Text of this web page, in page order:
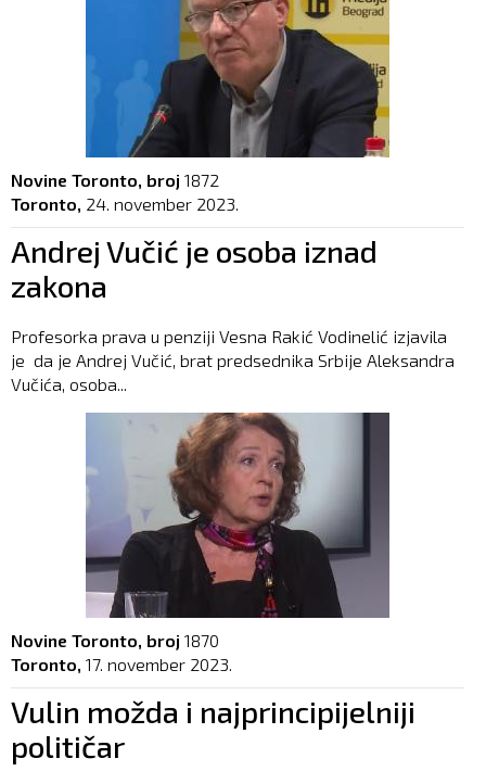
Novine Toronto, broj 1872
Toronto, 24. november 2023.
Andrej Vučić je osoba iznad
zakona
Profesorka prava u penziji Vesna Rakić Vodinelić izjavila
je da je Andrej Vučić, brat predsednika Srbije Aleksandra
Vučića, osoba...
Novine Toronto, broj 1870
Toronto, 17. november 2023.
Vulin možda i najprincipijelniji
političar